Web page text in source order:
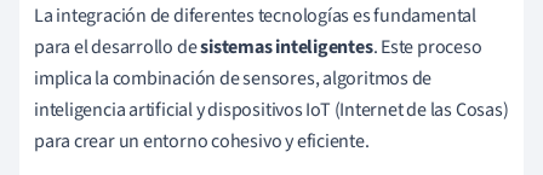
La integración de diferentes tecnologías es fundamental
para el desarrollo desistemas inteligentes. Este proceso
implica la combinación de sensores, algoritmos de
inteligencia artificial y dispositivos IoT (Internet de las Cosas)
para crear un entorno cohesivo y eficiente.